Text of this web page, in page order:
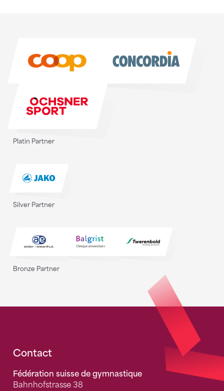
Platin Partner
Silver Partner
Bronze Partner
Fusszeile
Contact
Fédération suisse de gymnastique
Bahnhofstrasse 38